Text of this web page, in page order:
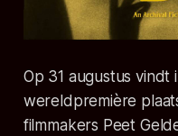
Op 31 augustus vindt
wereldpremière
filmmakers Peet